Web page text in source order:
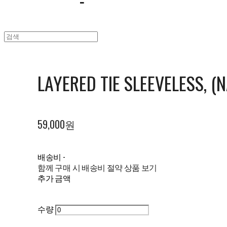
LAYERED TIE SLEEVELESS,
59,000원
배송비 -
함께 구매 시 배송비 절약 상품 보기
추가 금액
수량